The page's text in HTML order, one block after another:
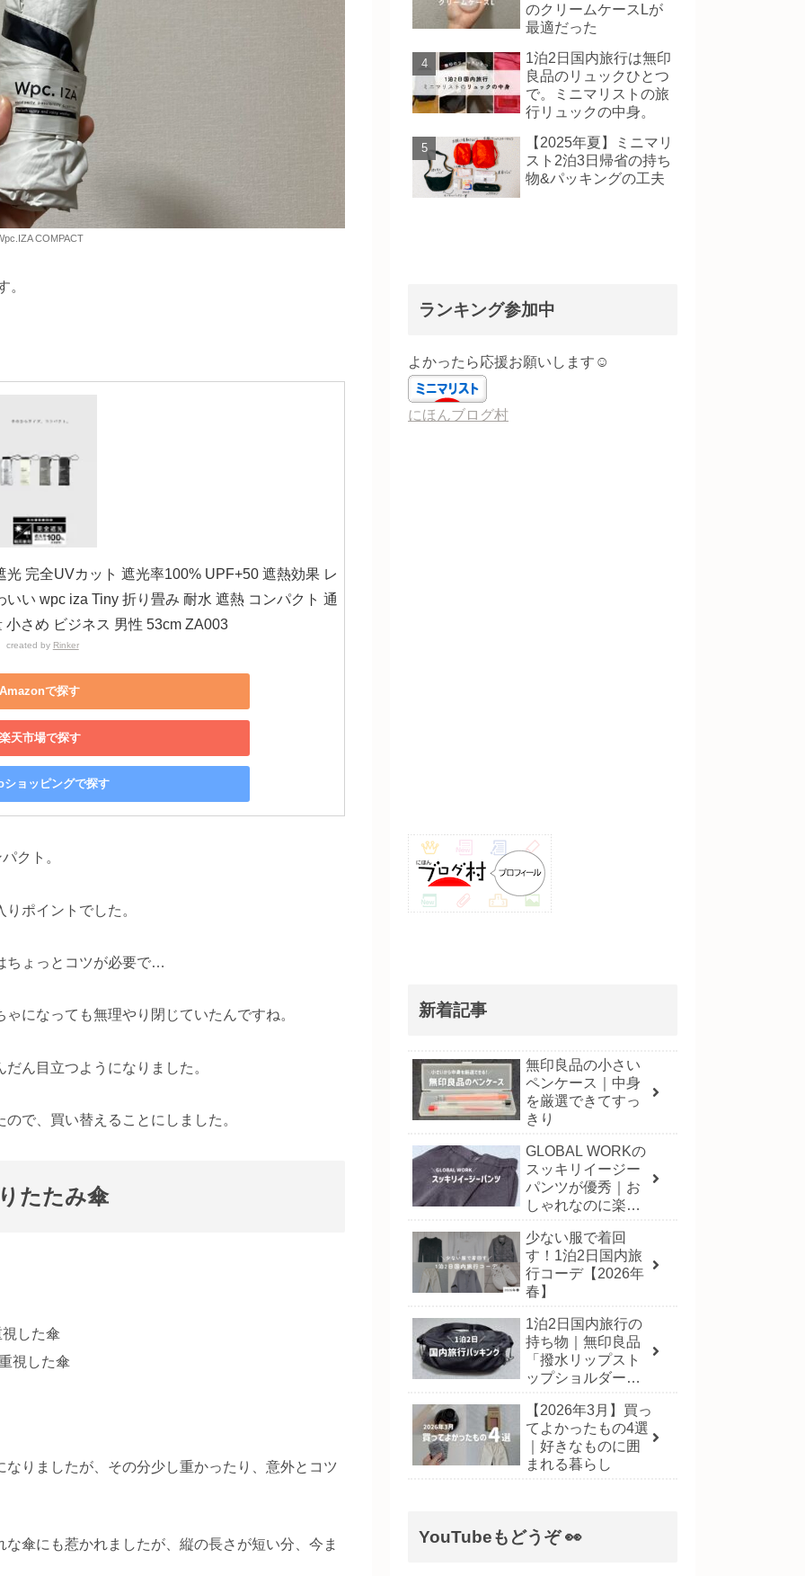
COMPACT
。
完全UVカット 遮光率100% UPF+50 遮熱効果 レ
い wpc iza Tiny 折り畳み 耐水 遮熱 コンパクト 通
小さめ ビジネス 男性 53cm ZA003
created by Rinker
Amazonで探す
天市場で探す
ショッピングで探す
クト。
ポイントでした。
ちょっとコツが必要で…
になっても無理やり閉じていたんですね。
ん目立つようになりました。
で、買い替えることにしました。
たたみ傘
した傘
視した傘
りましたが、その分少し重かったり、意外とコツ
傘にも惹かれましたが、縦の長さが短い分、今ま
のクリームケースLが
最適だった
1泊2日国内旅行は無印
良品のリュックひとつ
で。ミニマリストの旅
行リュックの中身。
【2025年夏】ミニマリ
スト2泊3日帰省の持ち
物&パッキングの工夫
ランキング参加中
よかったら応援お願いします☺️
にほんブログ村
新着記事
無印良品の小さい
ペンケース｜中身
を厳選できてすっ
きり
GLOBAL WORKの
スッキリイージー
パンツが優秀｜お
しゃれなのに楽に
少ない服で着回
す！1泊2日国内旅
行コーデ【2026年
春】
1泊2日国内旅行の
持ち物｜無印良品
「撥水リップスト
ップショルダーバ
グ！【2026年3月】
【2026年3月】買っ
てよかったもの4選
｜好きなものに囲
まれる暮らし
YouTubeもどうぞ 👀